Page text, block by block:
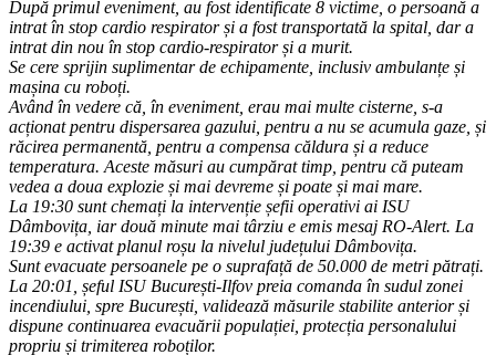
După primul eveniment, au fost identificate 8 victime, o persoană a
intrat în stop cardio respirator și a fost transportată la spital, dar a
intrat din nou în stop cardio-respirator și a murit.
Se cere sprijin suplimentar de echipamente, inclusiv ambulanțe și
mașina cu roboți.
Având în vedere că, în eveniment, erau mai multe cisterne, s-a
acționat pentru dispersarea gazului, pentru a nu se acumula gaze, și
răcirea permanentă, pentru a compensa căldura și a reduce
temperatura. Aceste măsuri au cumpărat timp, pentru că puteam
vedea a doua explozie și mai devreme și poate și mai mare.
La 19:30 sunt chemați la intervenție șefii operativi ai ISU
Dâmbovița, iar două minute mai târziu e emis mesaj RO-Alert. La
19:39 e activat planul roșu la nivelul județului Dâmbovița.
Sunt evacuate persoanele pe o suprafață de 50.000 de metri pătrați.
La 20:01, șeful ISU București-Ilfov preia comanda în sudul zonei
incendiului, spre București, validează măsurile stabilite anterior și
dispune continuarea evacuării populației, protecția personalului
propriu și trimiterea roboților.